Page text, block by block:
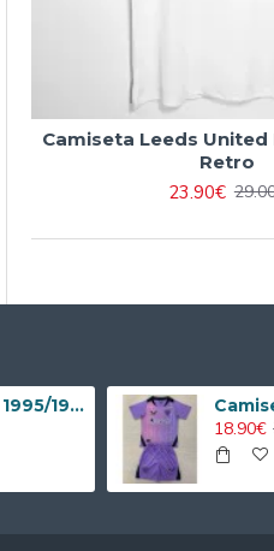
Camiseta Leeds United
Retro
23.90€
Camiseta AC Milan 1995/1996 Local Retro
18.90€